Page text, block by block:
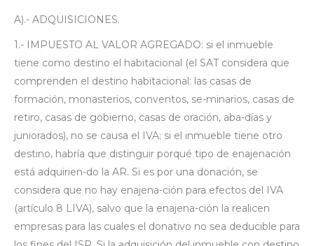
A).- ADQUISICIONES.
1.- IMPUESTO AL VALOR AGREGADO: si el inmueble
tiene como destino el habitacional (el SAT considera que
comprenden el destino habitacional: las casas de
formación, monasterios, conventos, se-minarios, casas de
retiro, casas de gobierno, casas de oración, aba-días y
juniorados), no se causa el IVA; si el inmueble tiene otro
destino, habría que distinguir porqué tipo de enajenación
está adquirien-do la AR. Si es por una donación, se
considera que no hay enajena-ción para efectos del IVA
(artículo 8 LIVA), salvo que la enajena-ción la realicen
empresas para las cuales el donativo no sea deducible para